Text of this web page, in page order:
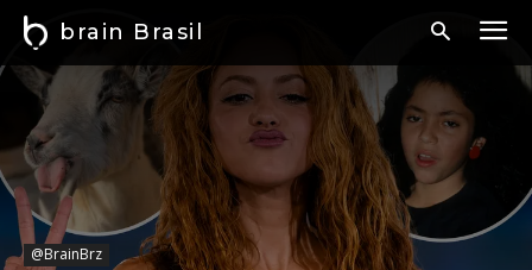
brain Brasil
@BrainBrz